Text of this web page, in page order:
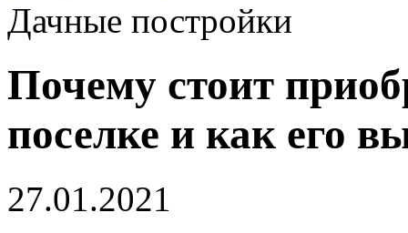
Дачные постройки
Почему стоит
поселке и как его
27.01.2021